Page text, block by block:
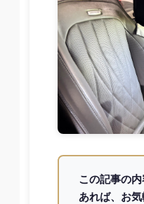
この記事の
あれば、お